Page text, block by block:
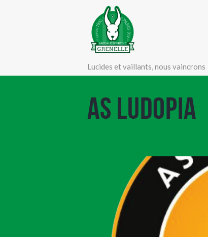
Lucides et vaillants, nous vaincrons
AS Ludopia